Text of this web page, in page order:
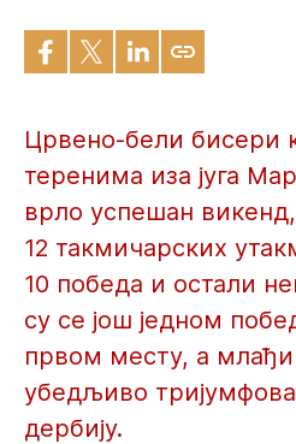
Црвено-бели бисери
теренима иза југа
врло успешан викенд,
12 такмичарских
10 победа и остали
су се још једном
првом месту, а
убедљиво
дербију.